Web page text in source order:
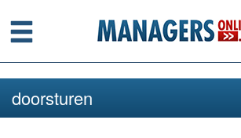
Menu
doorsturen